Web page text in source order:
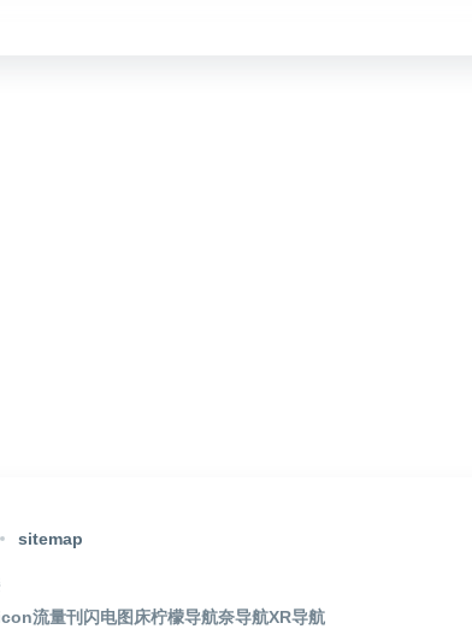
sitemap
流量刊 闪电图床柠檬导航奈导航XR导航